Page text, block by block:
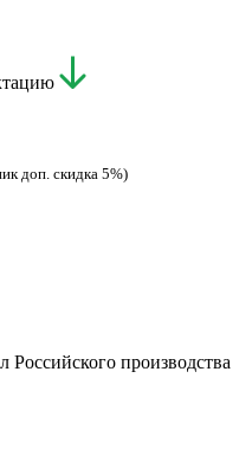
доп. скидка 5%)
производства